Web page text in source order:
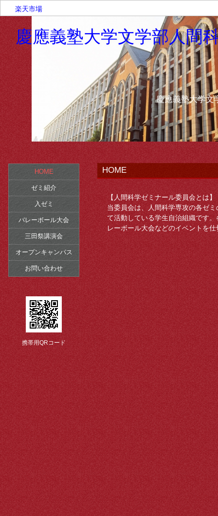
楽天市場
慶應義塾大学文学部人間
慶應義塾大学文
HOME
【人間科学ゼミナール委員会とは】
当委員会は、人間科学専攻の各ゼ
て活動している学生自治組織です
レーボール大会などのイベントを
HOME
ゼミ紹介
入ゼミ
バレーボール大会
三田祭講演会
オープンキャンパス
お問い合わせ
携帯用QRコード